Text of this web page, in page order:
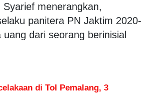
menerangkan,
panitera PN Jaktim 2020-
dari seorang berinisial
di Tol Pemalang, 3